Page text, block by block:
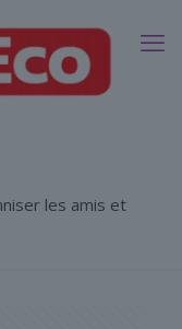
les amis et